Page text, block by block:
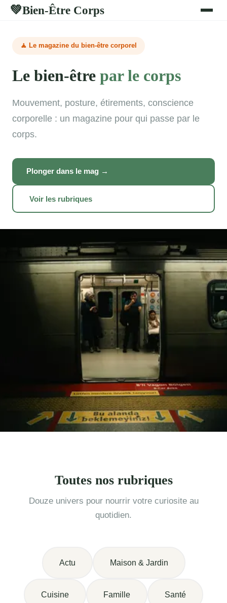
💚Bien-Être Corps
🧘 Le magazine du bien-être corporel
Le bien-être par le corps
Mouvement, posture, étirements, conscience
corporelle : un magazine pour qui passe par le
corps.
Plonger dans le mag →
Voir les rubriques
Toutes nos rubriques
Douze univers pour nourrir votre curiosite au
quotidien.
Actu Maison & Jardin
Cuisine Famille Santé